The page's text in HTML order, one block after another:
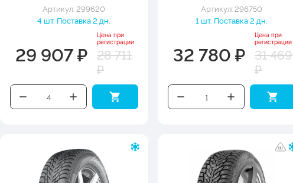
Артикул: 299620
4 шт. Поставка 2 дн.
29 907 ₽
Цена при
регистрации
28 711
₽
Артикул: 296750
1 шт. Поставка 2 дн.
32 780 ₽
Цена при
регистрации
31 469
₽